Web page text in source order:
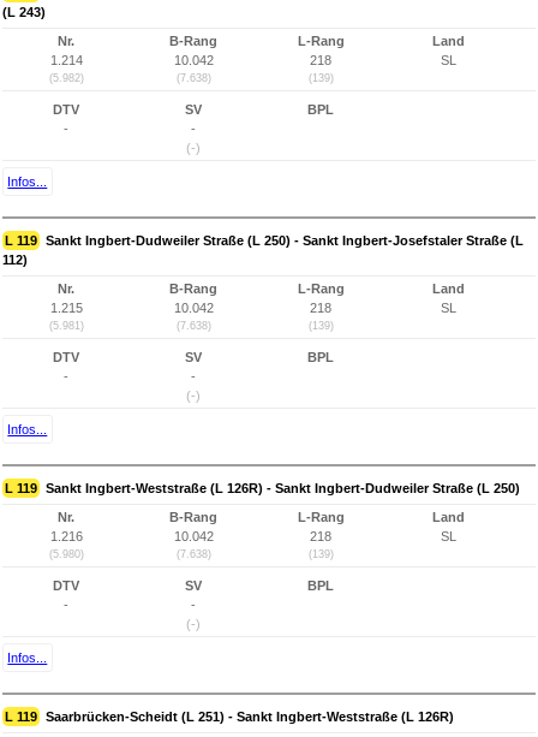
(L 243)
Nr.
1.214
(5.982)
B-Rang
10.042
(7.638)
L-Rang
218
(139)
Land
SL
DTV
-
SV
-
(-)
BPL
Infos...
L 119 Sankt Ingbert-Dudweiler Straße (L 250) - Sankt Ingbert-Josefstaler Straße (L
112)
Nr.
1.215
(5.981)
B-Rang
10.042
(7.638)
L-Rang
218
(139)
Land
SL
DTV
-
SV
-
(-)
BPL
Infos...
L 119 Sankt Ingbert-Weststraße (L 126R) - Sankt Ingbert-Dudweiler Straße (L 250)
Nr.
1.216
(5.980)
B-Rang
10.042
(7.638)
L-Rang
218
(139)
Land
SL
DTV
-
SV
-
(-)
BPL
Infos...
L 119 Saarbrücken-Scheidt (L 251) - Sankt Ingbert-Weststraße (L 126R)